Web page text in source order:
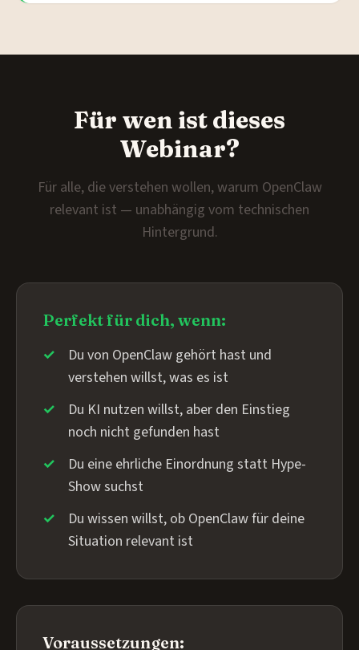
Für wen ist dieses
Webinar?
Für alle, die verstehen wollen, warum OpenClaw
relevant ist — unabhängig vom technischen
Hintergrund.
Perfekt für dich, wenn:
Du von OpenClaw gehört hast und
verstehen willst, was es ist
Du KI nutzen willst, aber den Einstieg
noch nicht gefunden hast
Du eine ehrliche Einordnung statt Hype-
Show suchst
Du wissen willst, ob OpenClaw für deine
Situation relevant ist
Voraussetzungen: